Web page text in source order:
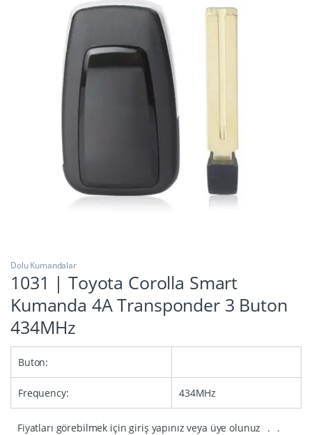
Dolu Kumandalar
1031 | Toyota Corolla Smart
Kumanda 4A Transponder 3 Buton
434MHz
Buton:
Frequency: 434MHz
Fiyatları görebilmek için giriş yapınız veya üye olunuz . .